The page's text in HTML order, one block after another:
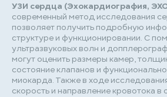
УЗИ сердца (Эхокардиография,
современный метод исследования
позволяет получить подробную
структуре и функционировании. С
ультразвуковых волн и
могут оценить размеры камер,
состояние клапанов и
миокарда. Также в ходе
скорость и направление кровотока в